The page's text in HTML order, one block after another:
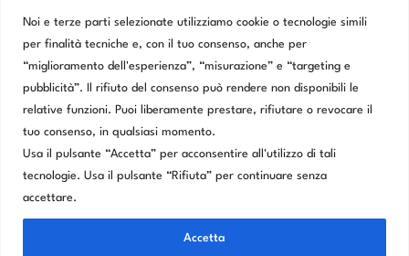
Noi e terze parti selezionate utilizziamo cookie o tecnologie simili
per finalità tecniche e, con il tuo consenso, anche per
“miglioramento dell'esperienza”, “misurazione” e “targeting e
pubblicità”. Il rifiuto del consenso può rendere non disponibili le
relative funzioni. Puoi liberamente prestare, rifiutare o revocare il
tuo consenso, in qualsiasi momento.
Usa il pulsante “Accetta” per acconsentire all'utilizzo di tali
tecnologie. Usa il pulsante “Rifiuta” per continuare senza
accettare.
Accetta
Cookie Policy
Privacy Policy